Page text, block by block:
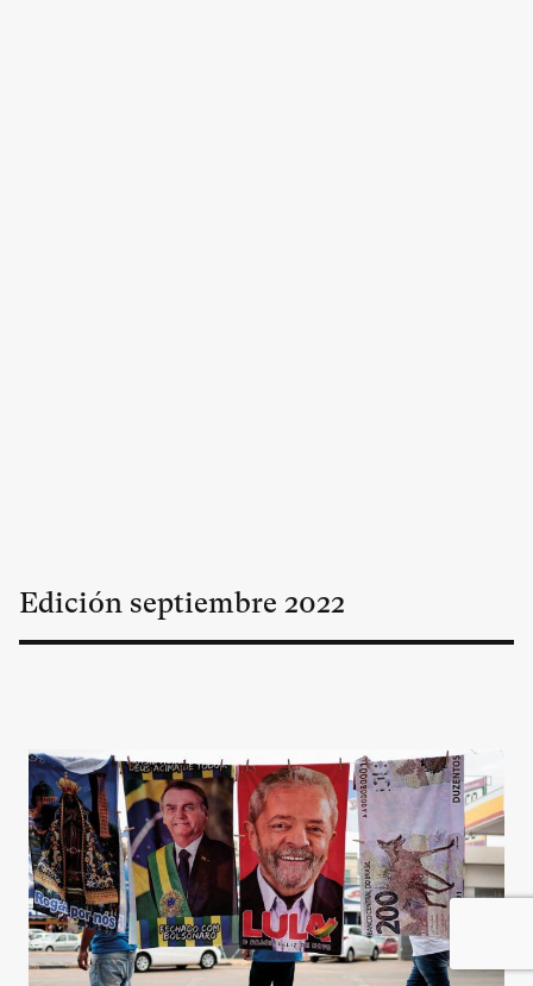
Edición septiembre 2022